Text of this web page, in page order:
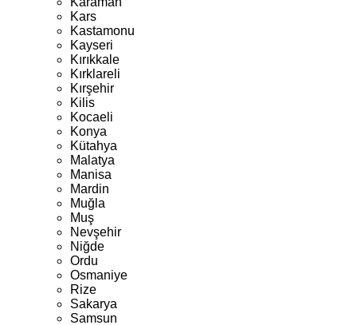
Kars
Kastamonu
Kayseri
Kırıkkale
Kırklareli
Kırşehir
Kilis
Kocaeli
Konya
Kütahya
Malatya
Manisa
Mardin
Muğla
Muş
Nevşehir
Niğde
Ordu
Osmaniye
Rize
Sakarya
Samsun